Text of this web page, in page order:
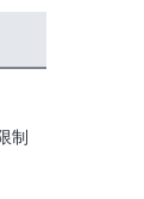
制